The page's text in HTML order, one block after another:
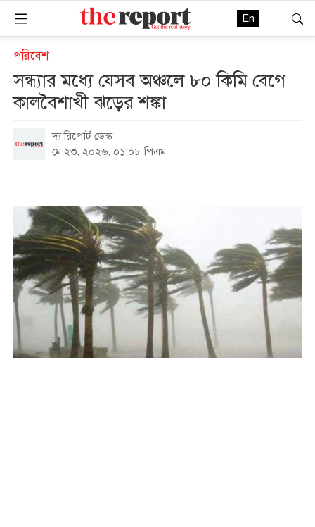
En
পরিবেশ
সন্ধ্যার মধ্যে যেসব অঞ্চলে ৮০ কিমি বেগে
কালবৈশাখী ঝড়ের শঙ্কা
দ্য রিপোর্ট ডেস্ক
মে ২৩, ২০২৬, ০১:০৮ পিএম